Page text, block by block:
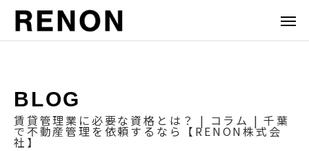
BLOG
賃貸管理業に必要な資格とは？ | コラム | 千葉
で不動産管理を依頼するなら【RENON株式会
社】